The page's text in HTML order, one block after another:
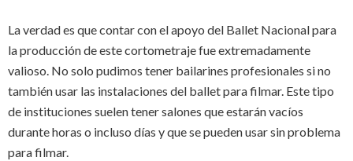
La verdad es que contar con el apoyo del Ballet Nacional para
la producción de este cortometraje fue extremadamente
valioso. No solo pudimos tener bailarines profesionales si no
también usar las instalaciones del ballet para filmar. Este tipo
de instituciones suelen tener salones que estarán vacíos
durante horas o incluso días y que se pueden usar sin problema
para filmar.